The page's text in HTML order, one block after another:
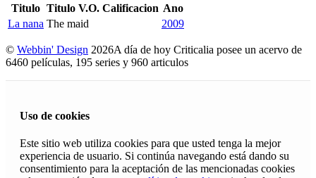
Titulo Titulo V.O. Calificacion Ano
La nana The maid 2009
© Webbin' Design 2026A día de hoy Criticalia posee un acervo de
6460 películas, 195 series y 960 articulos
Uso de cookies
Este sitio web utiliza cookies para que usted tenga la mejor
experiencia de usuario. Si continúa navegando está dando su
consentimiento para la aceptación de las mencionadas cookies